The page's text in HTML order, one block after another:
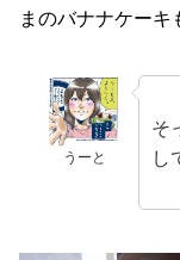
まのバナナケーキ
うーと
そ
し